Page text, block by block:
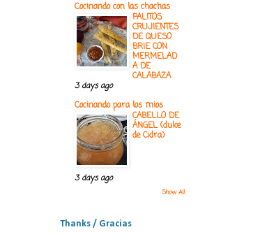
Cocinando con las chachas
PALITOS
CRUJIENTES
DE QUESO
BRIE CON
MERMELAD
A DE
CALABAZA
3 days ago
Cocinando para los mios
CABELLO DE
ÁNGEL (dulce
de Cidra)
3 days ago
Show All
Thanks / Gracias